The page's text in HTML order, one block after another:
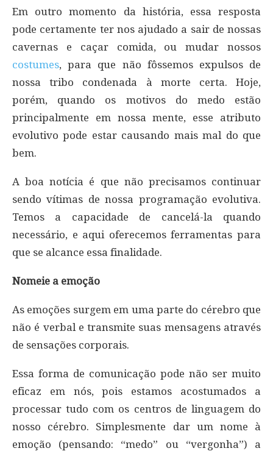
Em outro momento da história, essa resposta
pode certamente ter nos ajudado a sair de nossas
cavernas e caçar comida, ou mudar nossos
costumes, para que não fôssemos expulsos de
nossa tribo condenada à morte certa. Hoje,
porém, quando os motivos do medo estão
principalmente em nossa mente, esse atributo
evolutivo pode estar causando mais mal do que
bem.
A boa notícia é que não precisamos continuar
sendo vítimas de nossa programação evolutiva.
Temos a capacidade de cancelá-la quando
necessário, e aqui oferecemos ferramentas para
que se alcance essa finalidade.
Nomeie a emoção
As emoções surgem em uma parte do cérebro que
não é verbal e transmite suas mensagens através
de sensações corporais.
Essa forma de comunicação pode não ser muito
eficaz em nós, pois estamos acostumados a
processar tudo com os centros de linguagem do
nosso cérebro. Simplesmente dar um nome à
emoção (pensando: “medo” ou “vergonha”) a